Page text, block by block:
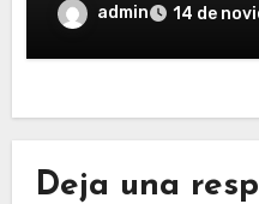
admin 14 de
Deja una